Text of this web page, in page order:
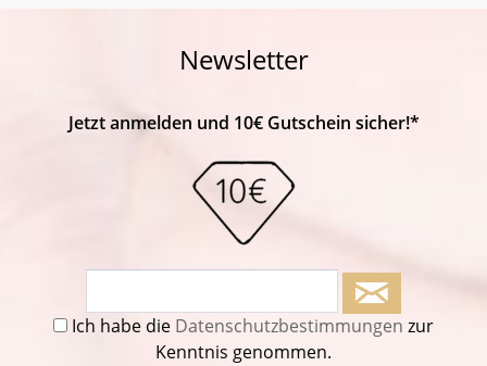
Newsletter
Jetzt anmelden und 10€ Gutschein sicher!*
Ich habe die Datenschutzbestimmungen zur
Kenntnis genommen.